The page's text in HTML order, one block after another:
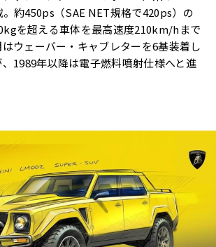
約450ps（SAE NET規格で420ps）の
を超える車体を最高速度210km/hまで
ウェーバー・キャブレターを6基装着し
1989年以降は電子燃料噴射仕様へと進